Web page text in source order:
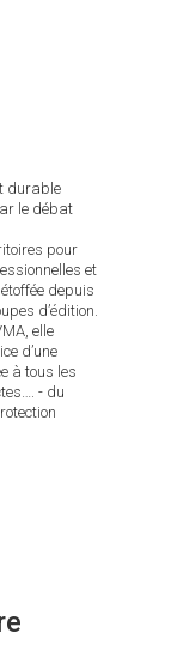
durable
le débat
pour
et
depuis
d’édition.
elle
d’une
à tous les
- du